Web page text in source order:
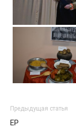
Предыдущая статья
ЕР